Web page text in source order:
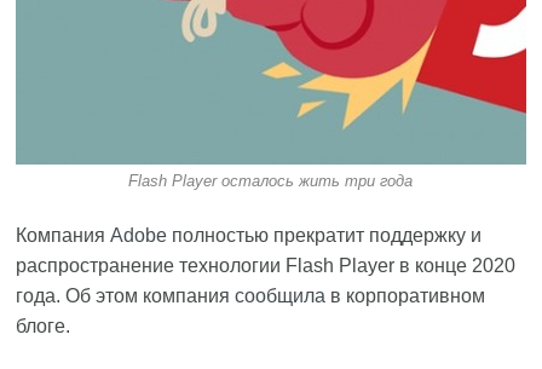
Flash Player осталось жить три года
КомпанияAdobe полностью прекратит поддержку и
распространение технологии Flash Player в конце 2020
года. Об этом компаниясообщила в корпоративном
блоге.